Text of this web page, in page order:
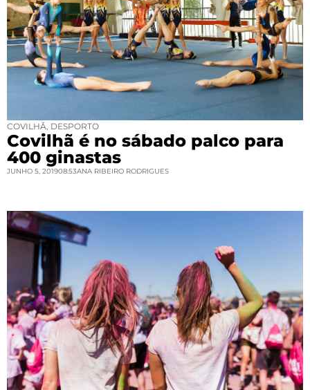
COVILHÃ DESPORTO
Covilhã é no sábado palco para
400 ginastas
JUNHO 5, 201908:53ANA RIBEIRO RODRIGUES